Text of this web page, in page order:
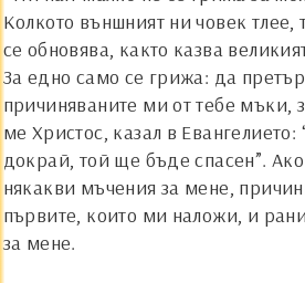
Колкото външният ни човек тлее,
се обновява, както казва
За едно само се грижа: да
причиняваните ми от тебе мъки,
ме Христос, казал в Евангелието:
докрай, той ще бъде спасен”.
някакви мъчения за мене,
първите, които ми наложи, и
за мене.